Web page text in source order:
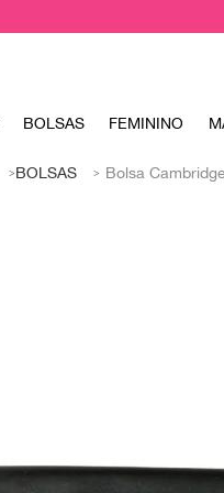
BOLSAS FEMININO
BOLSAS Bolsa